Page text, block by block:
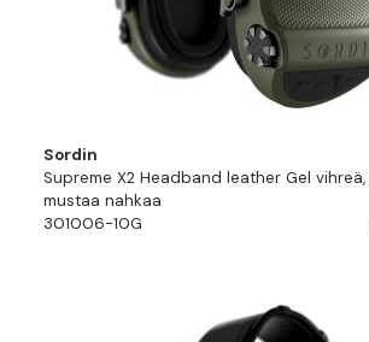
Sordin
Supreme X2 Headband leather Gel
mustaa nahkaa
301006-10G